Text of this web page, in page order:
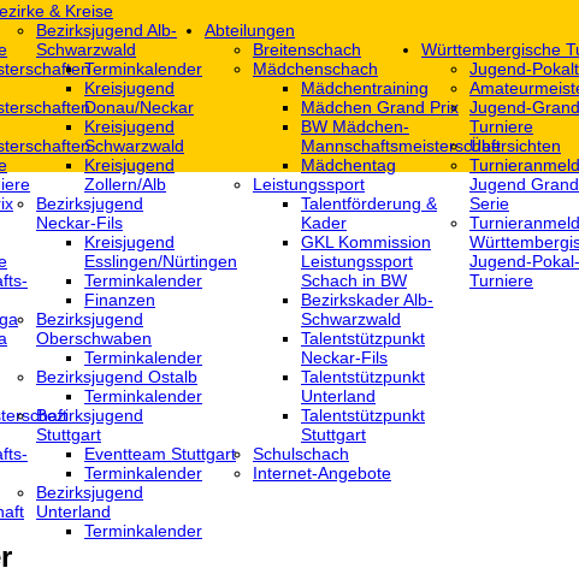
& Kreise
Bezirksjugend Alb-
Schwarzwald
Terminkalender
Kreisjugend
Donau/Neckar
Kreisjugend
Schwarzwald
Kreisjugend
Zollern/Alb
Bezirksjugend
Neckar-Fils
Kreisjugend
‎Esslingen/Nürtingen
Terminkalender
Finanzen
Bezirksjugend
Oberschwaben
Terminkalender
Bezirksjugend Ostalb
Terminkalender
Bezirksjugend
Stuttgart
‎Eventteam Stuttgart
Terminkalender
Bezirksjugend
Unterland
Terminkalender
Abteilungen
Breitenschach
Mädchenschach
Mädchentraining
Mädchen Grand Prix
BW Mädchen-
Mannschaftsmeisterschaft
Mädchentag
Leistungssport
Talentförderung &
Kader
GKL Kommission
Leistungssport
Schach in BW
Bezirkskader Alb-
Schwarzwald
Talentstützpunkt
Neckar-Fils
Talentstützpunkt
Unterland
Talentstützpunkt
Stuttgart
Schulschach
Internet-Angebote
Württembergische
Jugend-
Jugend-
Turniere
Übersichten
Jugend
Serie
Jugend-Pokal-
Turniere